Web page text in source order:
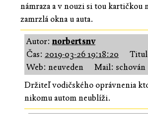
námraza a v nouzi si tou kartičkou
zamrzlá okna u auta.
Autor:norbertsnv
Čas: 2019-03-26 19:18:20
Web: neuveden
Mail: schován
Držiteľ vodičského oprávnenia
nikomu autom neublíži.